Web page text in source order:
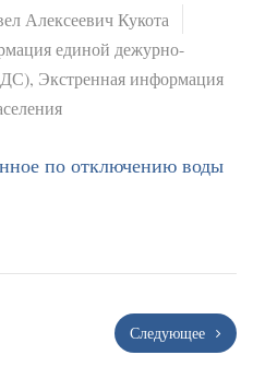
Алексеевич Кукота
единой дежурно-
, Экстренная информация
по отключению воды
Следующее